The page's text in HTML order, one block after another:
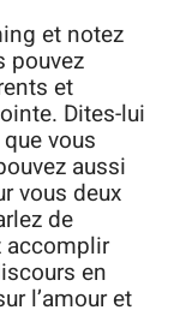
et notez
pouvez
et
Dites-lui
vous
aussi
vous deux
de
accomplir
en
l’amour et